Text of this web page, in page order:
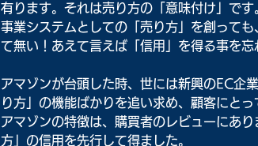
有ります。それは売り方の「意味付け」です
事業システムとしての「売り方」を創って
て無い！あえて言えば「信用」を得る事を忘
アマゾンが台頭した時、世には新興のEC企
り方」の機能ばかりを追い求め、顧客にと
アマゾンの特徴は、購買者のレビューにあ
方」の信用を先行して得ました。